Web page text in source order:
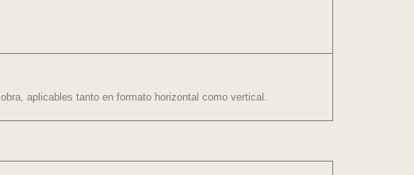
aplicables tanto en formato horizontal como vertical.